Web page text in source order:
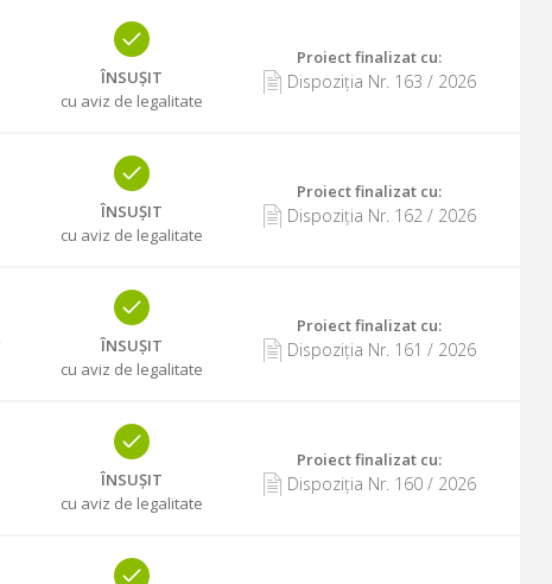
ÎNSUȘIT
cu aviz de legalitate
Proiect finalizat cu:
Dispoziția Nr. 163 / 2026
ÎNSUȘIT
cu aviz de legalitate
Proiect finalizat cu:
Dispoziția Nr. 162/ 2026
ÎNSUȘIT
cu aviz de legalitate
Proiect finalizat cu:
Dispoziția Nr. 161 / 2026
ÎNSUȘIT
cu aviz de legalitate
Proiect finalizat cu:
Dispoziția Nr. 160/ 2026